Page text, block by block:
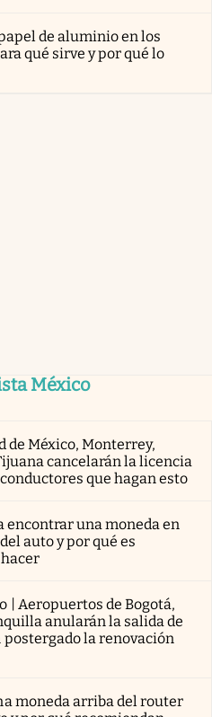
de aluminio en los
qué sirve y por qué lo
México
de México, Monterrey,
cancelarán la licencia
que hagan esto
encontrar una moneda en
auto y por qué es
| Aeropuertos de Bogotá,
anularán la salida de
la renovación
moneda arriba del router